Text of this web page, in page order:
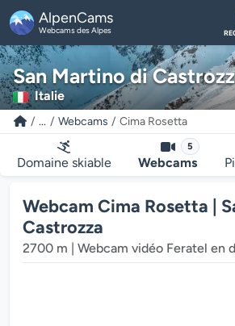
AlpenCams
Webcams des Alpes
San Martino di
Italie
... Webcams Cima Rosetta
Domaine skiable
5
Webcams
Webcam Cima Rosetta |
Castrozza
2700 m | Webcam vidéo Feratel en